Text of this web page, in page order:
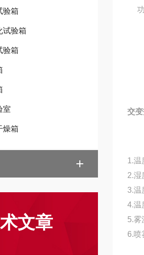
验箱
试验箱
验箱
室
燥箱
文章
交
1.
2.湿
3.温
4.温
5.雾
6.喷